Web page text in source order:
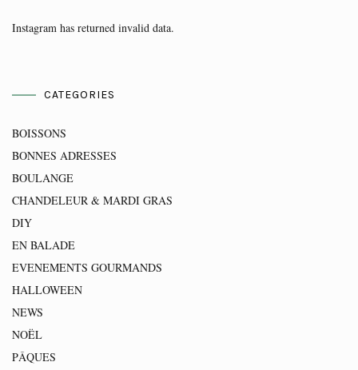
Instagram has returned invalid data.
CATEGORIES
BOISSONS
BONNES ADRESSES
BOULANGE
CHANDELEUR & MARDI GRAS
DIY
EN BALADE
EVENEMENTS GOURMANDS
HALLOWEEN
NEWS
NOËL
PÂQUES